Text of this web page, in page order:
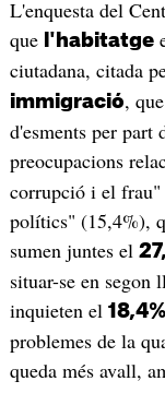
L'enquesta del
que
l'habitatge
ciutadana, citada
immigració,
d'esments per part
preocupacions
corrupció i el
polítics" (15,4%),
sumen juntes el
situar-se en
inquieten el 18,4%
problemes de la
queda més avall,